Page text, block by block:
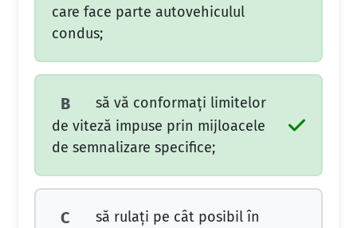
care face parte autovehiculul
condus;
B
să vă conformaţi limitelor
de viteză impuse prin mijloacele
de semnalizare specifice;
C
să rulaţi pe cât posibil în